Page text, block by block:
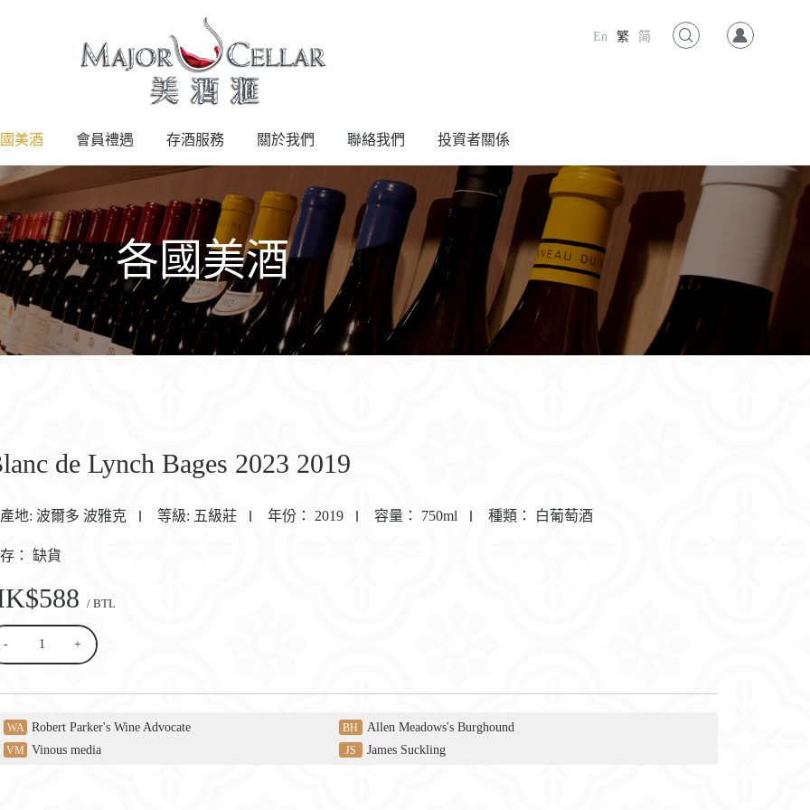
En 繁 简
美酒 會員禮遇 存酒服務 關於我們 聯絡我們 投資者關係
各國美酒
de Lynch Bages 2023 2019
地: 波爾多 波雅克 等級: 五級莊 年份： 2019 容量： 750ml 種類： 白葡萄酒
： 缺貨
/ BTL
- +
WA Robert Parker's Wine Advocate BH Allen Meadows's Burghound
VM Vinous media JS James Suckling